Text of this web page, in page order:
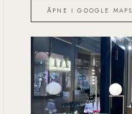
ÅPNE I GOOGLE MAPS